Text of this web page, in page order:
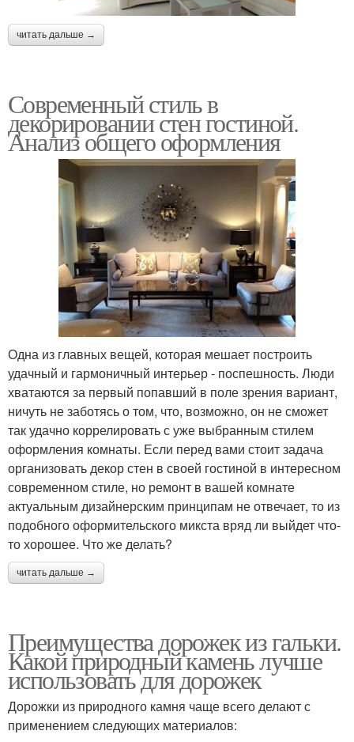
читать дальше →
Современный стиль в
декорировании стен гостиной.
Анализ общего оформления
Одна из главных вещей, которая мешает построить
удачный и гармоничный интерьер - поспешность. Люди
хватаются за первый попавший в поле зрения вариант,
ничуть не заботясь о том, что, возможно, он не сможет
так удачно коррелировать с уже выбранным стилем
оформления комнаты. Если перед вами стоит задача
организовать декор стен в своей гостиной в интересном
современном стиле, но ремонт в вашей комнате
актуальным дизайнерским принципам не отвечает, то из
подобного оформительского микста вряд ли выйдет что-
то хорошее. Что же делать?
читать дальше →
Преимущества дорожек из гальки.
Какой природный камень лучше
использовать для дорожек
Дорожки из природного камня чаще всего делают с
применением следующих материалов: